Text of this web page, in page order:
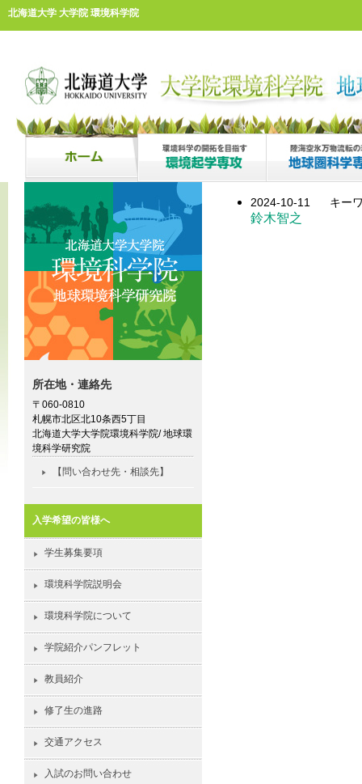
北海道大学 大学院 環境科学院
2024-10-11 キー
鈴木智之
所在地・連絡先
〒060-0810
札幌市北区北10条西5丁目
北海道大学大学院環境科学院/ 地球環
境科学研究院
【問い合わせ先・相談先】
入学希望の皆様へ
学生募集要項
環境科学院説明会
環境科学院について
学院紹介パンフレット
教員紹介
修了生の進路
交通アクセス
入試のお問い合わせ